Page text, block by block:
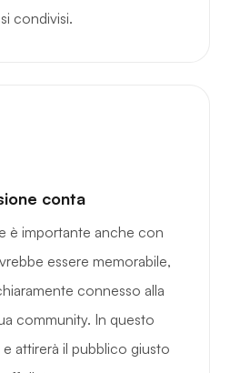
condivisi.
conta
è importante anche con
essere memorabile,
connesso alla
community. In questo
attirerà il pubblico giusto